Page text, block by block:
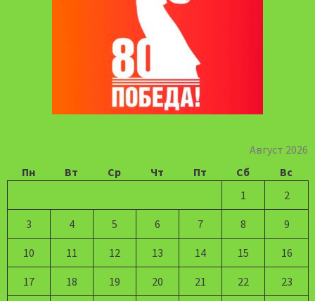
Август 2026
Пн
Вт Ср Чт Пт Сб
Вс
1
2
3 4 5 6 7 8 9
10 11 12 13 14 15 16
17 18 19 20 21 22 23